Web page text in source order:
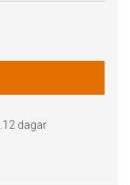
12 dagar